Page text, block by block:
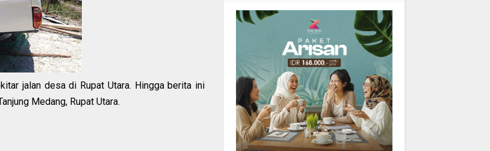
jalan desa di Rupat Utara. Hingga berita ini
Medang, Rupat Utara.